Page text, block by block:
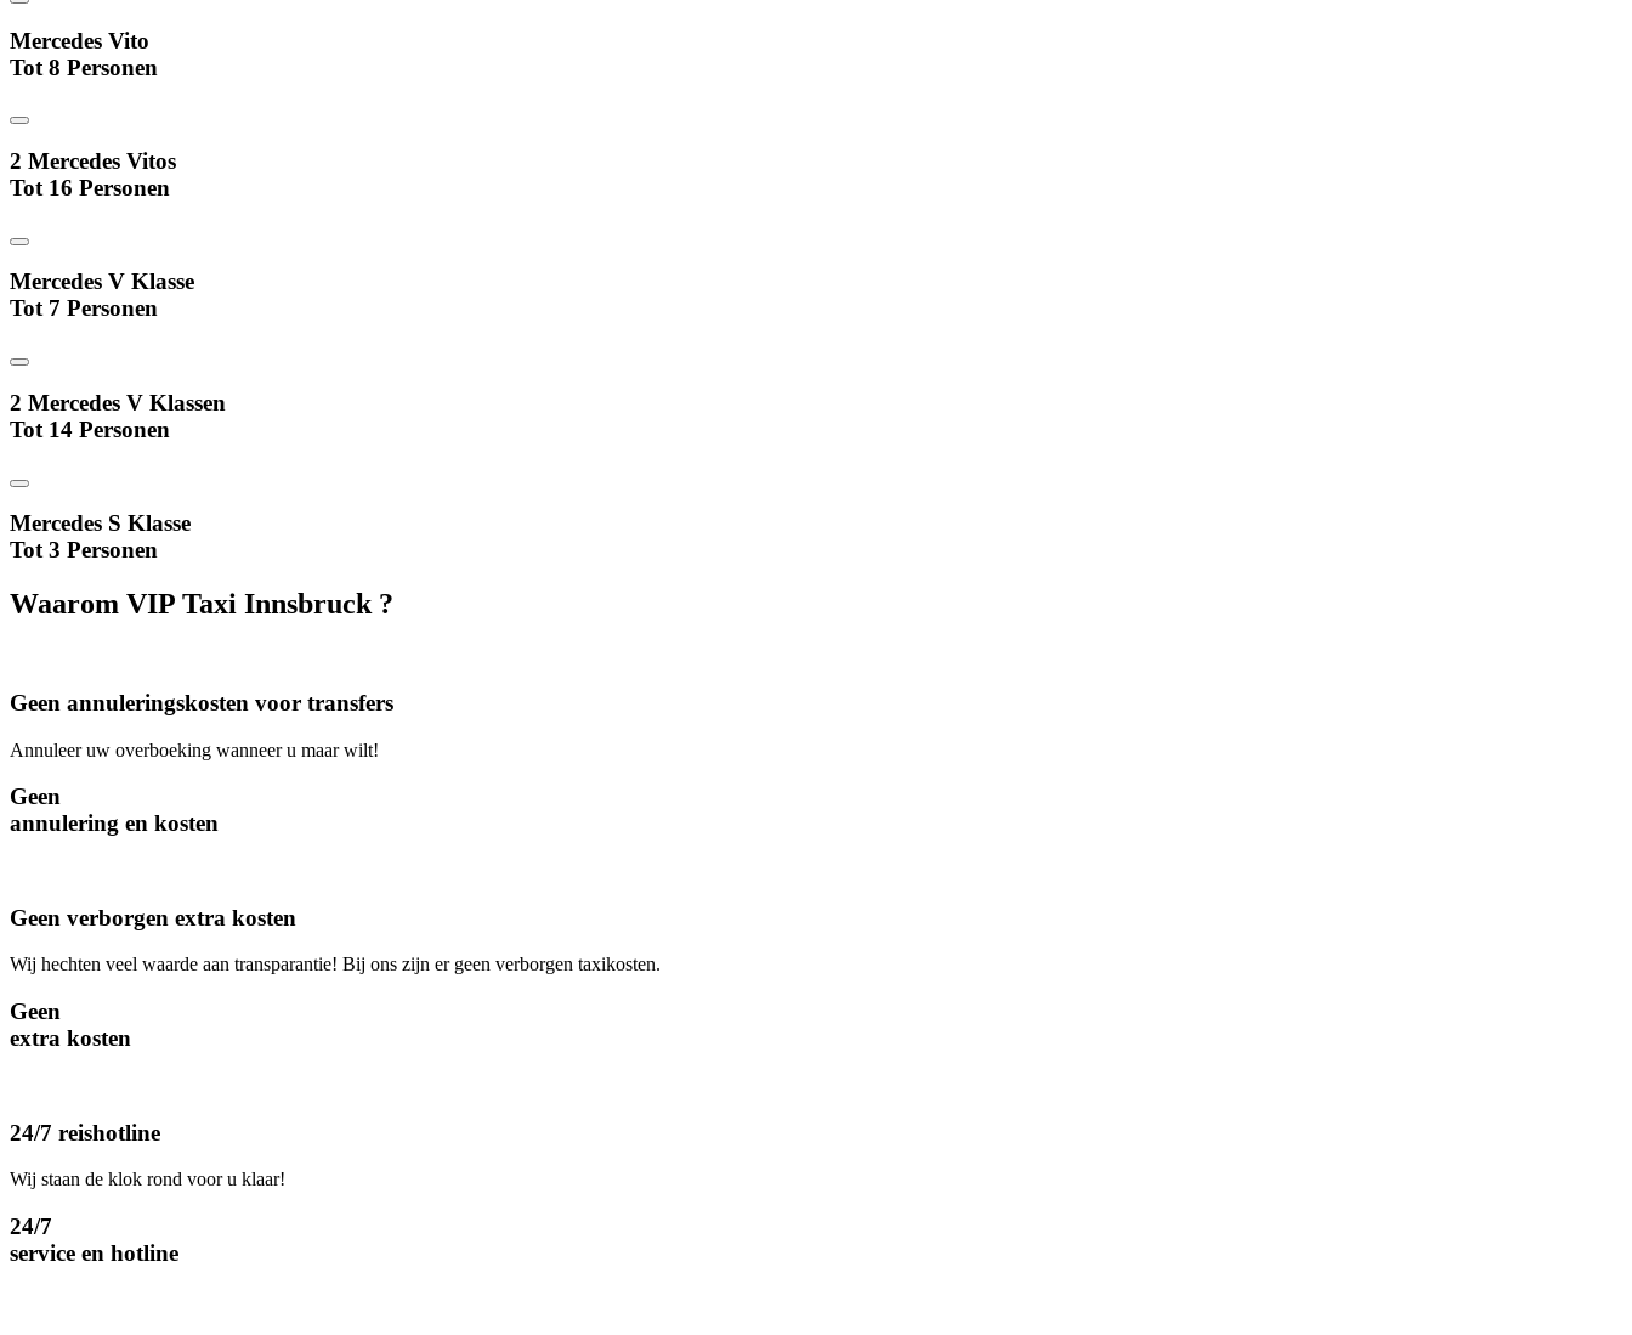
Mercedes Vito
Tot 8 Personen
2 Mercedes Vitos
Tot 16 Personen
Mercedes V Klasse
Tot 7 Personen
2 Mercedes V Klassen
Tot 14 Personen
Mercedes S Klasse
Tot 3 Personen
Waarom VIP Taxi Innsbruck ?
Geen annuleringskosten voor transfers
Annuleer uw overboeking wanneer u maar wilt!
Geen
annulering en kosten
Geen verborgen extra kosten
Wij hechten veel waarde aan transparantie! Bij ons zijn er geen verborgen taxikosten.
Geen
extra kosten
24/7 reishotline
Wij staan de klok rond voor u klaar!
24/7
service en hotline